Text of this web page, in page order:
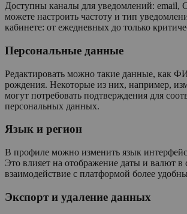
Доступны каналы для уведомлений:
можете настроить частоту и тип
кабинете: от ежедневных до только
Персональные данные
Редактировать можно такие данные, как
рождения. Некоторые из них, например,
могут потребовать подтверждения для
персональных данных.
Язык и регион
В профиле можно изменить язык
Это влияет на отображение даты и валют в
взаимодействие с платформой более
Экспорт и удаление данных